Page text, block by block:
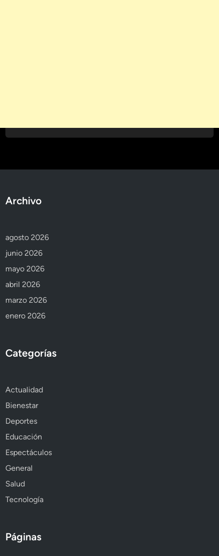
Archivo
agosto 2026
junio 2026
mayo 2026
abril 2026
marzo 2026
enero 2026
Categorías
Actualidad
Bienestar
Deportes
Educación
Espectáculos
General
Salud
Tecnología
Páginas